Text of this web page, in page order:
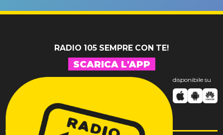
RADIO 105 SEMPRE CON TE!
SCARICA L'APP
disponibile su